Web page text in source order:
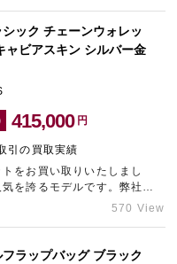
ャネルは価格高騰が続いて
くいらっしゃるため、高い
ネルをはじめブランド品の
あるブランド買取店「ギャ
。
ック チェーンウォレッ
ャビアスキン シルバー金
415,000 円
引の買取実績
をお買い取りいたしまし
を誇るモデルです。弊社に
の金額をご提示させていた
570 View
ラップバッグ ブラック